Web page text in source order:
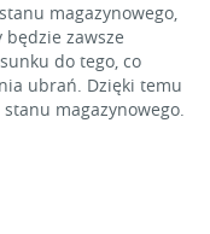
magazynowego,
zawsze
do tego, co
ubrań. Dzięki temu
magazynowego.